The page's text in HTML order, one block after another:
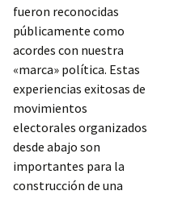
fueron reconocidas
públicamente como
acordes con nuestra
«marca» política. Estas
experiencias exitosas de
movimientos
electorales organizados
desde abajo son
importantes para la
construcción de una